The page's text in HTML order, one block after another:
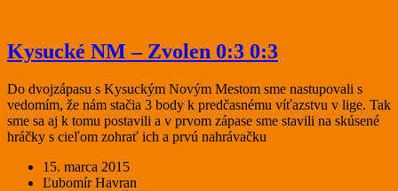
Kysucké NM – Zvolen 0:3 0:3
Do dvojzápasu s Kysuckým Novým Mestom sme nastupovali s
vedomím, že nám stačia 3 body k predčasnému víťazstvu v lige. Tak
sme sa aj k tomu postavili a v prvom zápase sme stavili na skúsené
hráčky s cieľom zohrať ich a prvú nahrávačku
15. marca 2015
Ľubomír Havran